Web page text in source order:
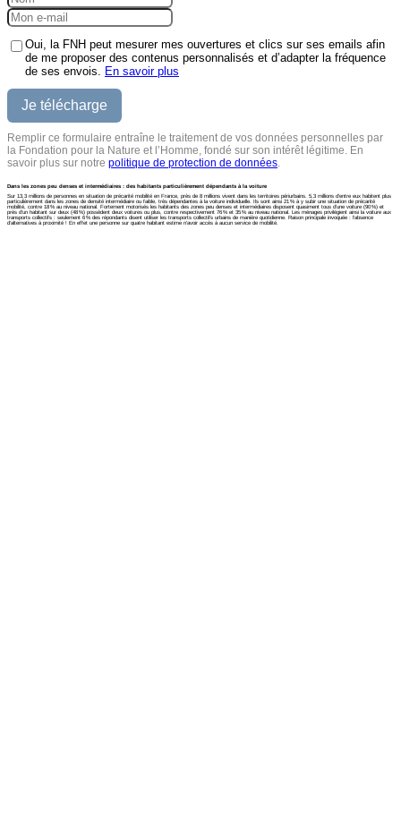
Oui, la FNH peut mesurer mes ouvertures et clics sur ses emails afin
de me proposer des contenus personnalisés et d’adapter la fréquence
de ses envois. En savoir plus
Remplir ce formulaire entraîne le traitement de vos données personnelles par
la Fondation pour la Nature et l’Homme, fondé sur son intérêt légitime. En
savoir plus sur notre politique de protection de données
Dans les zones peu denses et intermédiaires : des habitants particulièrement dépendants à la voiture
Sur 13,3 millions de personnes en situation de précarité mobilité en France, près de 8 millions vivent dans les territoires périurbains. 5,3 millions d’entre eux habitent plus
particulièrement dans les zones de densité intermédiaire ou faible, très dépendantes à la voiture individuelle. Ils sont ainsi 21 % à y subir une situation de précarité
mobilité, contre 18 % au niveau national. Fortement motorisés les habitants des zones peu denses et intermédiaires disposent quasiment tous d’une voiture (90 %) et
près d’un habitant sur deux (48 %) possèdent deux voitures ou plus, contre respectivement 76 % et 35 % au niveau national. Les ménages privilégient ainsi la voiture aux
transports collectifs : seulement 6 % des répondants disent utiliser les transports collectifs urbains de manière quotidienne. Raison principale invoquée : l’absence
d’alternatives à proximité ! En effet une personne sur quatre habitant estime n’avoir accès à aucun service de mobilité.